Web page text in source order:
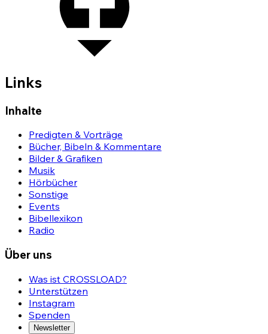
Links
Inhalte
Predigten & Vorträge
Bücher, Bibeln & Kommentare
Bilder & Grafiken
Musik
Hörbücher
Sonstige
Events
Bibellexikon
Radio
Über uns
Was ist CROSSLOAD?
Unterstützen
Instagram
Spenden
Newsletter